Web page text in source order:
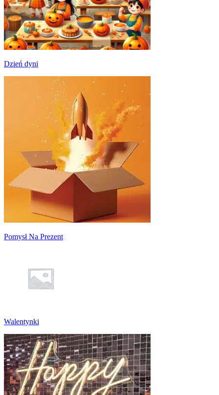
Dzień dyni
Pomysł Na Prezent
Walentynki